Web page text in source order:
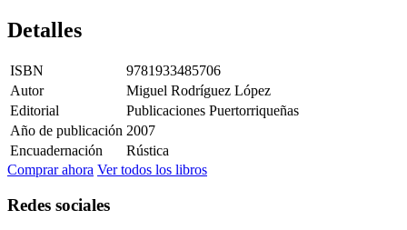
Detalles
ISBN
9781933485706
Autor
Miguel Rodríguez López
Editorial
Publicaciones Puertorriqueñas
Año de publicación 2007
Encuadernación
Rústica
Comprar ahora Ver todos los libros
Redes sociales